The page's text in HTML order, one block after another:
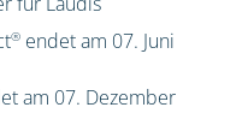
®endet am 07. Juni
am 07. Dezember